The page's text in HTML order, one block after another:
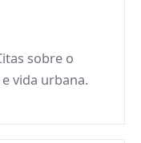
sobre o
vida urbana.